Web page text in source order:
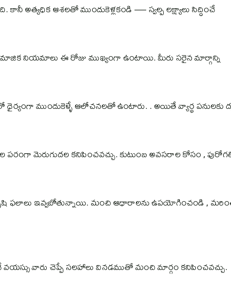
అత్యధిక ఆశలతో ముందుకెళ్లకండి — స్వల్ప లక్ష్యాలు సిద్ధించే
నియమాలు ఈ రోజు ముఖ్యంగా ఉంటాయి. మీరు సరైన మార్గాన్ని
ముందుకెళ్ళే ఆలోచనలతో ఉంటారు. . అయితే వ్యార్థ పనులకు
పరంగా మెరుగుదల కనిపించవచ్చు. కుటుంబ అవసరాల కోసం ,
ఫలాలు ఇవ్వబోతున్నాయి. మంచి ఆధారాలను ఉపయోగించండి ,
వయస్సు వారు చెప్పే సలహాలు వినడముతో మంచి మార్గం కనిపించవచ్చు.